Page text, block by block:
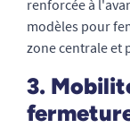
renforcée à
modèles pour
zone centrale et
3.